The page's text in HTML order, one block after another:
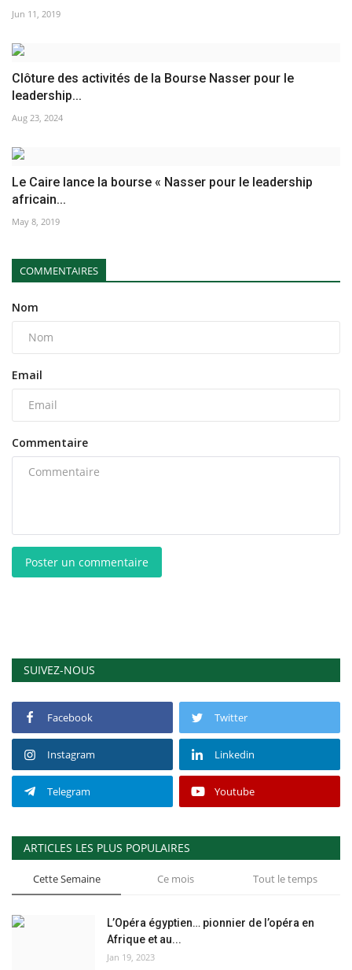
Jun 11, 2019
Clôture des activités de la Bourse Nasser pour le
leadership...
Aug 23, 2024
Le Caire lance la bourse « Nasser pour le leadership
africain...
May 8, 2019
COMMENTAIRES
Nom
Email
Commentaire
Poster un commentaire
SUIVEZ-NOUS
Facebook Twitter
Instagram Linkedin
Telegram Youtube
ARTICLES LES PLUS POPULAIRES
Cette Semaine Ce mois Tout le temps
L’Opéra égyptien… pionnier de l’opéra en
Afrique et au...
Jan 19, 2023